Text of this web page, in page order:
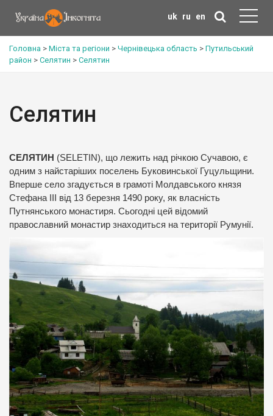
uk ru en
Головна > Міста та регіони > Чернівецька область > Путильський
район > Селятин > Селятин
Селятин
СЕЛЯТИН (SELETIN), що лежить над річкою Сучавою, є
одним з найстаріших поселень Буковинської Гуцульщини.
Вперше село згадується в грамоті Молдавського князя
Стефана ІІІ від 13 березня 1490 року, як власність
Путнянського монастиря. Сьогодні цей відомий
православний монастир знаходиться на території Румунії.